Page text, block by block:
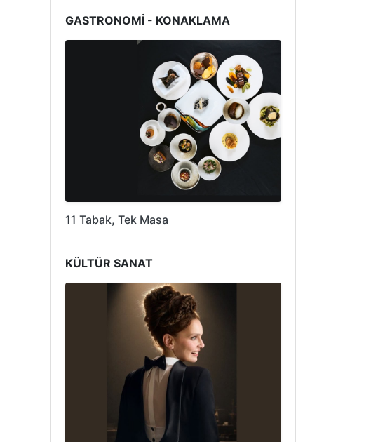
GASTRONOMİ - KONAKLAMA
11 Tabak, Tek Masa
KÜLTÜR SANAT